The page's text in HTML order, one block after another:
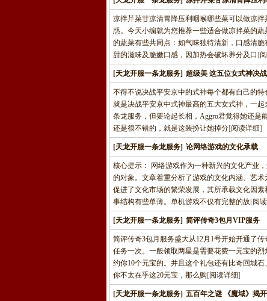
凉拌芹菜甘凉清胃降压利咽喉哪些菜可以做凉
惑。今天小编就为您推荐一些适合做凉拌菜的
的蔬菜有些共同点：如气味独特清新，口感清
甜的滋味及脆嫩口感，因加热会破坏养分及口 [
[天龙开服一条龙服务] 超级美 这五位女式神决
不得不说决战平安京中的式神每个都有自己的
就是决战平安京中式神最高的五大女式神，一
条龙服务，但要论起长相，Aggro君觉得她还是
还是很不错的，就是这装扮让她掉分[阅读详细]
[天龙开服一条龙服务] 论网络游戏的文化承载
核心提示： 网络游戏作为一种新兴的文化产业
的对象。文章着重分析了游戏的文化内涵、艺
促进了文化市场的繁荣发展，其所承载文化因
事结构有些单薄。单机游戏不仅有完整的故[阅
[天龙开服一条龙服务] 简评传奇3包月VIP服务
简评传奇3包月服务盛大从12月1号开始开通了
任务一次。一般领取两星是需要花费一元宝的
约你10个元宝的。并且这个礼包还有比奇回城
你不太在乎这20元宝，那么购 [阅读详细]
[天龙开服一条龙服务] 五百年之谜 《魔域》揭